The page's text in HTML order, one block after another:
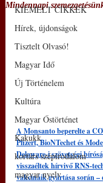
KIEMELT CIKKEK
Hírek, újdonságok
Tisztelt Olvasó!
Magyar Idő
Új Történelem
Kultúra
Magyar Őstörténet
Kakukk
kortárs szépirodalom
magyar nyelv
Mindennapi
A Monsanto beperelte a
Pfizert, BioNTechet és
Delaware-i szövetségi
visszaéltek hírvivő RNS-
vakcináik gyártása során –